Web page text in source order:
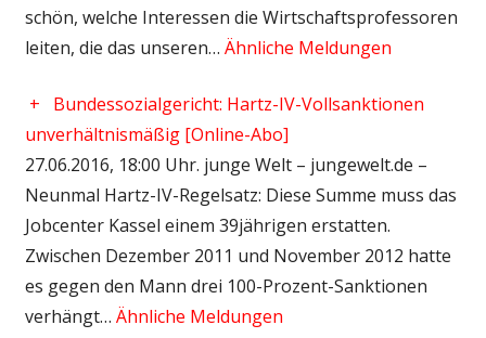
schön, welche Interessen die Wirtschaftsprofessoren
leiten, die das unseren… Ähnliche Meldungen
+
Bundessozialgericht: Hartz-IV-Vollsanktionen
unverhältnismäßig [Online-Abo]
27.06.2016, 18:00 Uhr. junge Welt – jungewelt.de –
Neunmal Hartz-IV-Regelsatz: Diese Summe muss das
Jobcenter Kassel einem 39jährigen erstatten.
Zwischen Dezember 2011 und November 2012 hatte
es gegen den Mann drei 100-Prozent-Sanktionen
verhängt… Ähnliche Meldungen